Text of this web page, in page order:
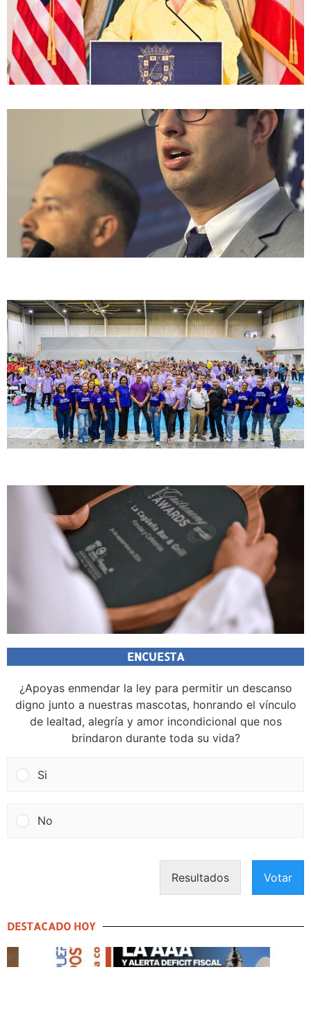
ENCUESTA
¿Apoyas enmendar la ley para permitir un descanso
digno junto a nuestras mascotas, honrando el vínculo
de lealtad, alegría y amor incondicional que nos
brindaron durante toda su vida?
Si
No
Resultados Votar
DESTACADO HOY